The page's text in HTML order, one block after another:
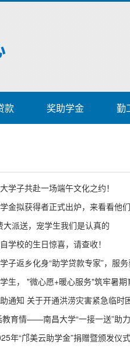
款 奖助学金 勤
学子共赴一场端午文化之约！
金拟获得者正式出炉，来看看他们
派送，宠学生我们是认真的
学校的生日惊喜，请查收！
子返乡化身“助学贷款专家”，服
生， "微心愿+暖心服务"筑牢暑期
通知 关于开通洪涝灾害紧急临时
教育情——南昌大学“一接一送”助
年“邝美云助学金”捐赠暨颁发仪式